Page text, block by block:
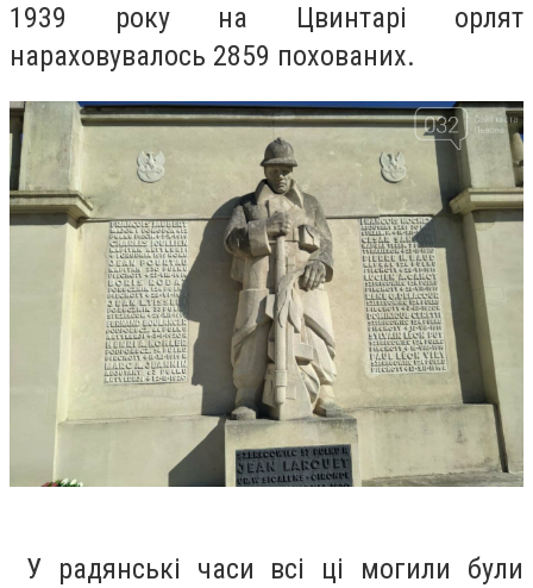
1939 року на Цвинтарі орлят
нараховувалось 2859 похованих.
У радянські часи всі ці могили були